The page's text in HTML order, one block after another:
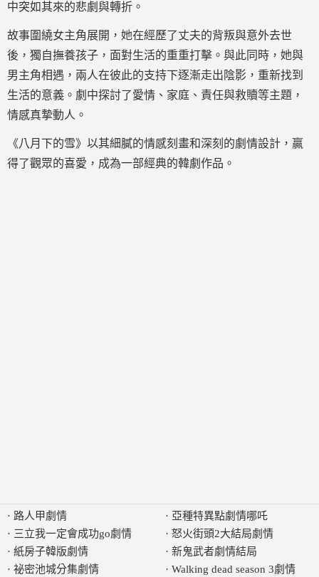
中突如其來的悲劇與轉折。
故事圍繞女主角展開，她在經歷了丈夫的背叛與意外去世
後，獨自撫養孩子，面對生活的重重打擊。與此同時，她與
男主角相遇，兩人在彼此的支持下逐漸走出陰影，重新找到
生活的意義。劇中探討了愛情、家庭、責任與救贖等主題，
情感真摯動人。
《八月下的雪》以其細膩的情感刻畫和深刻的劇情設計，贏
得了觀眾的喜愛，成為一部經典的韓劇作品。
· 路人甲劇情
· 三立我一定會成功go劇情
· 紙房子韓版劇情
· 祕密池城分集劇情
· 亞種特異點劇情哪吒
· 怒火街頭2大結局劇情
· 新鬼武者劇情結局
· Walking dead season 3劇情